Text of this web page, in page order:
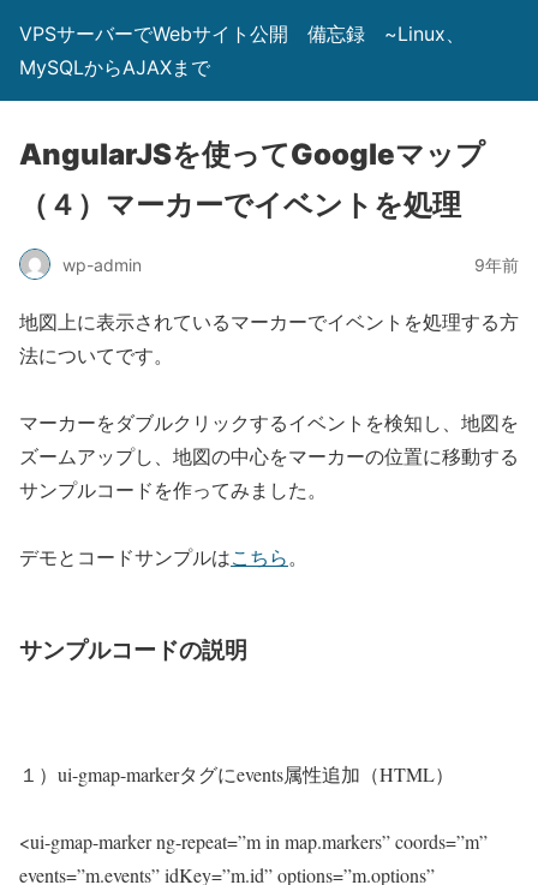
VPSサーバーでWebサイト公開 備忘録 ~Linux、
MySQLからAJAXまで
AngularJSを使ってGoogleマップ
（４）マーカーでイベントを処理
wp-admin 9年前
地図上に表示されているマーカーでイベントを処理する方
法についてです。
マーカーをダブルクリックするイベントを検知し、地図を
ズームアップし、地図の中心をマーカーの位置に移動する
サンプルコードを作ってみました。
デモとコードサンプルはこちら。
サンプルコードの説明
１）ui-gmap-markerタグにevents属性追加（HTML）
<ui-gmap-marker ng-repeat=”m in map.markers” coords=”m”
events=”m.events” idKey=”m.id” options=”m.options”